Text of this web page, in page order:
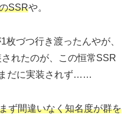
SSRや。
づつ行き渡ったんやが、
れたのが、この恒常SSR
だに実装されず……
ず間違いなく知名度が群を